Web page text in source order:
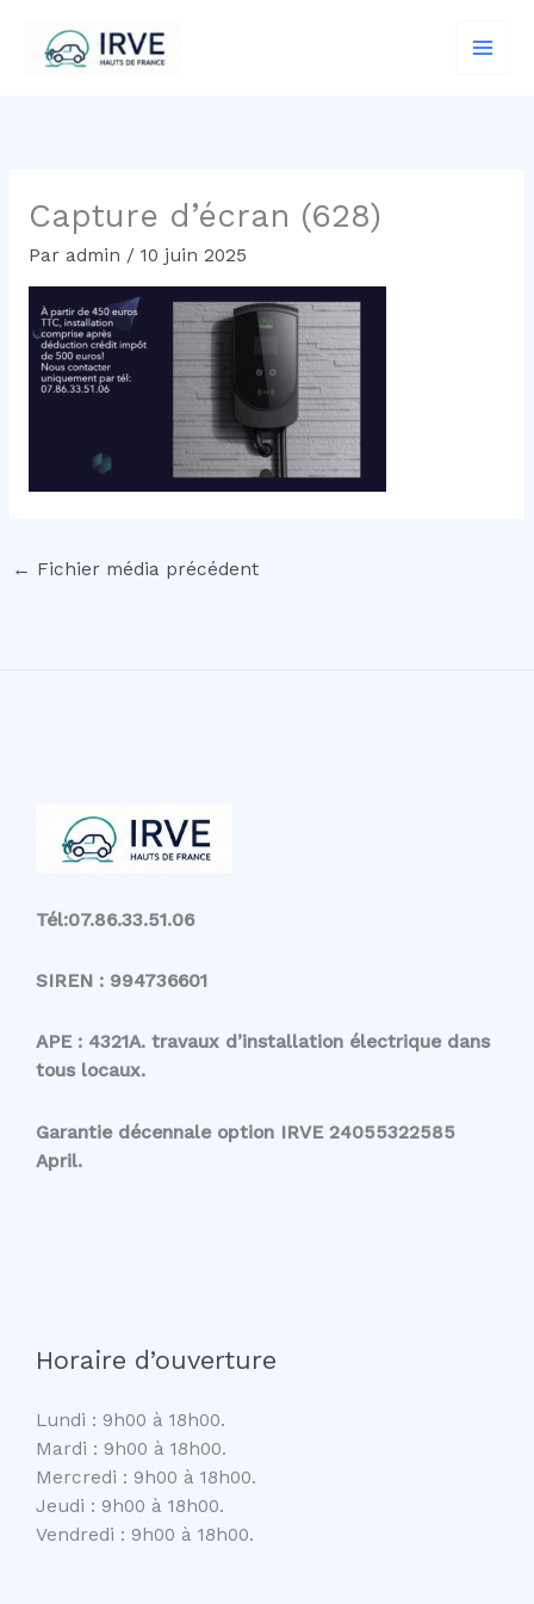
contenu
Capture d’écran (628)
Par admin / 10 juin 2025
← Fichier média précédent
Tél:07.86.33.51.06
SIREN : 994736601
APE : 4321A. travaux d’installation électrique dans
tous locaux.
Garantie décennale option IRVE 24055322585
April.
Horaire d’ouverture
Lundi : 9h00 à 18h00.
Mardi : 9h00 à 18h00.
Mercredi : 9h00 à 18h00.
Jeudi : 9h00 à 18h00.
Vendredi : 9h00 à 18h00.